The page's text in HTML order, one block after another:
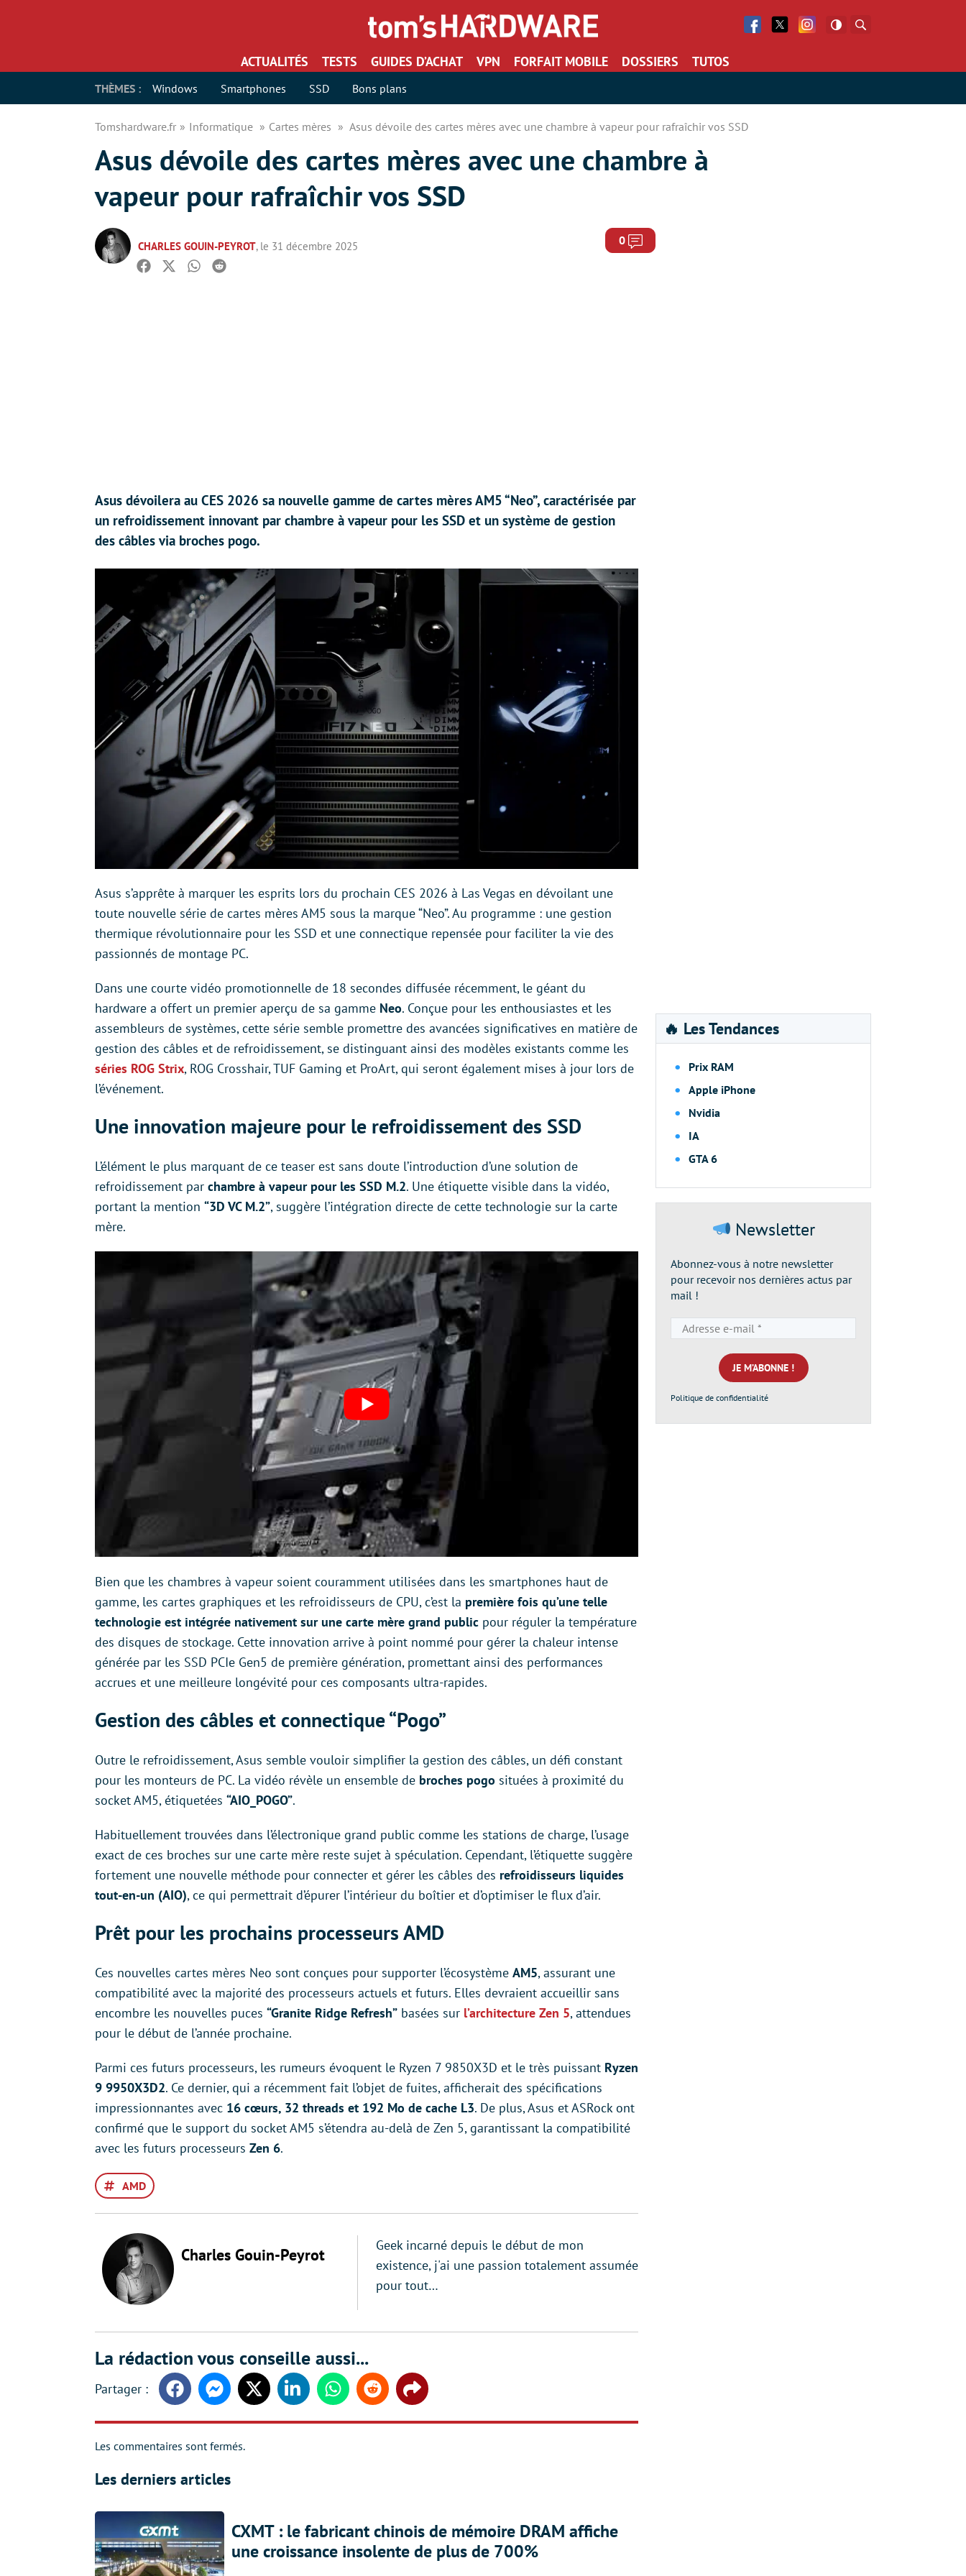
Facebook
Twitter Facebook
ACTUALITÉS TESTS GUIDES D’ACHAT VPN FORFAIT MOBILE DOSSIERS TUTOS
THÈMES : Windows Smartphones SSD Bons plans
Tomshardware.fr Informatique Cartes mères Asus dévoile des cartes mères avec une chambre à vapeur pour rafraîchir vos SSD
Asus dévoile des cartes mères avec une chambre à
vapeur pour rafraîchir vos SSD
CHARLES GOUIN-PEYROT, le 31 décembre 2025 0 Commentaires
Facebook
TwitterWhatsapp
Reddit
Asus dévoilera au CES 2026 sa nouvelle gamme de cartes mères AM5 “Neo”, caractérisée par
un refroidissement innovant par chambre à vapeur pour les SSD et un système de gestion
des câbles via broches pogo.
Asus s’apprête à marquer les esprits lors du prochain CES 2026 à Las Vegas en dévoilant une
toute nouvelle série de cartes mères AM5 sous la marque “Neo”. Au programme : une gestion
thermique révolutionnaire pour les SSD et une connectique repensée pour faciliter la vie des
passionnés de montage PC.
Dans une courte vidéo promotionnelle de 18 secondes diffusée récemment, le géant du
hardware a offert un premier aperçu de sa gamme Neo. Conçue pour les enthousiastes et les
assembleurs de systèmes, cette série semble promettre des avancées significatives en matière de
gestion des câbles et de refroidissement, se distinguant ainsi des modèles existants comme les
séries ROG Strix, ROG Crosshair, TUF Gaming et ProArt, qui seront également mises à jour lors de
l’événement.
Une innovation majeure pour le refroidissement des SSD
L’élément le plus marquant de ce teaser est sans doute l’introduction d’une solution de
refroidissement par chambre à vapeur pour les SSD M.2. Une étiquette visible dans la vidéo,
portant la mention “3D VC M.2”, suggère l’intégration directe de cette technologie sur la carte
mère.
Bien que les chambres à vapeur soient couramment utilisées dans les smartphones haut de
gamme, les cartes graphiques et les refroidisseurs de CPU, c’est la première fois qu’une telle
technologie est intégrée nativement sur une carte mère grand public pour réguler la température
des disques de stockage. Cette innovation arrive à point nommé pour gérer la chaleur intense
générée par les SSD PCIe Gen5 de première génération, promettant ainsi des performances
accrues et une meilleure longévité pour ces composants ultra-rapides.
Gestion des câbles et connectique “Pogo”
Outre le refroidissement, Asus semble vouloir simplifier la gestion des câbles, un défi constant
pour les monteurs de PC. La vidéo révèle un ensemble de broches pogo situées à proximité du
socket AM5, étiquetées “AIO_POGO”.
Habituellement trouvées dans l’électronique grand public comme les stations de charge, l’usage
exact de ces broches sur une carte mère reste sujet à spéculation. Cependant, l’étiquette suggère
fortement une nouvelle méthode pour connecter et gérer les câbles des refroidisseurs liquides
tout-en-un (AIO), ce qui permettrait d’épurer l’intérieur du boîtier et d’optimiser le flux d’air.
Prêt pour les prochains processeurs AMD
Ces nouvelles cartes mères Neo sont conçues pour supporter l’écosystème AM5, assurant une
compatibilité avec la majorité des processeurs actuels et futurs. Elles devraient accueillir sans
encombre les nouvelles puces “Granite Ridge Refresh” basées sur l’architecture Zen 5, attendues
pour le début de l’année prochaine.
Parmi ces futurs processeurs, les rumeurs évoquent le Ryzen 7 9850X3D et le très puissant Ryzen
9 9950X3D2. Ce dernier, qui a récemment fait l’objet de fuites, afficherait des spécifications
impressionnantes avec 16 cœurs, 32 threads et 192 Mo de cache L3. De plus, Asus et ASRock ont
confirmé que le support du socket AM5 s’étendra au-delà de Zen 5, garantissant la compatibilité
avec les futurs processeurs Zen 6.
AMD
Charles Gouin-Peyrot
Geek incarné depuis le début de mon
existence, j'ai une passion totalement assumée
pour tout…
La rédaction vous conseille aussi...
FacebookMessengerTwitter LinkedinWhatsappReddit Share
Les commentaires sont fermés.
Les derniers articles
CXMT : le fabricant chinois de mémoire DRAM affiche
une croissance insolente de plus de 700%
🔥 Les Tendances
Prix RAM
Apple iPhone
Nvidia
IA
GTA 6
Newsletter
Abonnez-vous à notre newsletter
pour recevoir nos dernières actus par
mail !
e-
mail
*
Politique de confidentialité